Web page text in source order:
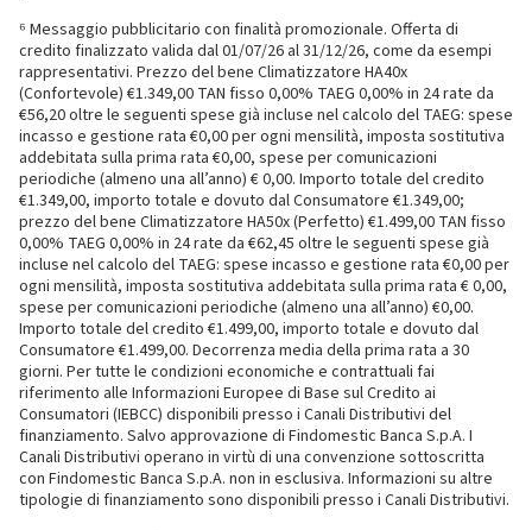
⁶ Messaggio pubblicitario con finalità promozionale. Offerta di
credito finalizzato valida dal 01/07/26 al 31/12/26, come da esempi
rappresentativi. Prezzo del bene Climatizzatore HA40x
(Confortevole) €1.349,00 TAN fisso 0,00% TAEG 0,00% in 24 rate da
€56,20 oltre le seguenti spese già incluse nel calcolo del TAEG: spese
incasso e gestione rata €0,00 per ogni mensilità, imposta sostitutiva
addebitata sulla prima rata €0,00, spese per comunicazioni
periodiche (almeno una all’anno) € 0,00. Importo totale del credito
€1.349,00, importo totale e dovuto dal Consumatore €1.349,00;
prezzo del bene Climatizzatore HA50x (Perfetto) €1.499,00 TAN fisso
0,00% TAEG 0,00% in 24 rate da €62,45 oltre le seguenti spese già
incluse nel calcolo del TAEG: spese incasso e gestione rata €0,00 per
ogni mensilità, imposta sostitutiva addebitata sulla prima rata € 0,00,
spese per comunicazioni periodiche (almeno una all’anno) €0,00.
Importo totale del credito €1.499,00, importo totale e dovuto dal
Consumatore €1.499,00. Decorrenza media della prima rata a 30
giorni. Per tutte le condizioni economiche e contrattuali fai
riferimento alle Informazioni Europee di Base sul Credito ai
Consumatori (IEBCC) disponibili presso i Canali Distributivi del
finanziamento. Salvo approvazione di Findomestic Banca S.p.A. I
Canali Distributivi operano in virtù di una convenzione sottoscritta
con Findomestic Banca S.p.A. non in esclusiva. Informazioni su altre
tipologie di finanziamento sono disponibili presso i Canali Distributivi.